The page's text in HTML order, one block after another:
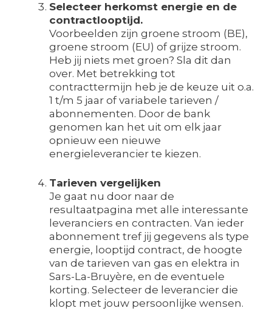
Selecteer herkomst energie en de
contractlooptijd.
Voorbeelden zijn groene stroom (BE),
groene stroom (EU) of grijze stroom.
Heb jij niets met groen? Sla dit dan
over. Met betrekking tot
contracttermijn heb je de keuze uit o.a.
1 t/m 5 jaar of variabele tarieven /
abonnementen. Door de bank
genomen kan het uit om elk jaar
opnieuw een nieuwe
energieleverancier te kiezen.
Tarieven vergelijken
Je gaat nu door naar de
resultaatpagina met alle interessante
leveranciers en contracten. Van ieder
abonnement tref jij gegevens als type
energie, looptijd contract, de hoogte
van de tarieven van gas en elektra in
Sars-La-Bruyère, en de eventuele
korting. Selecteer de leverancier die
klopt met jouw persoonlijke wensen.